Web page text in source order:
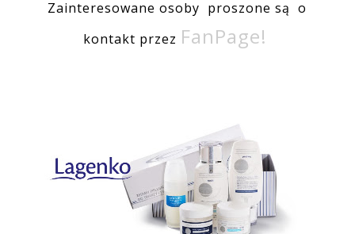
Zainteresowane osoby proszone są o
kontakt przez FanPage!